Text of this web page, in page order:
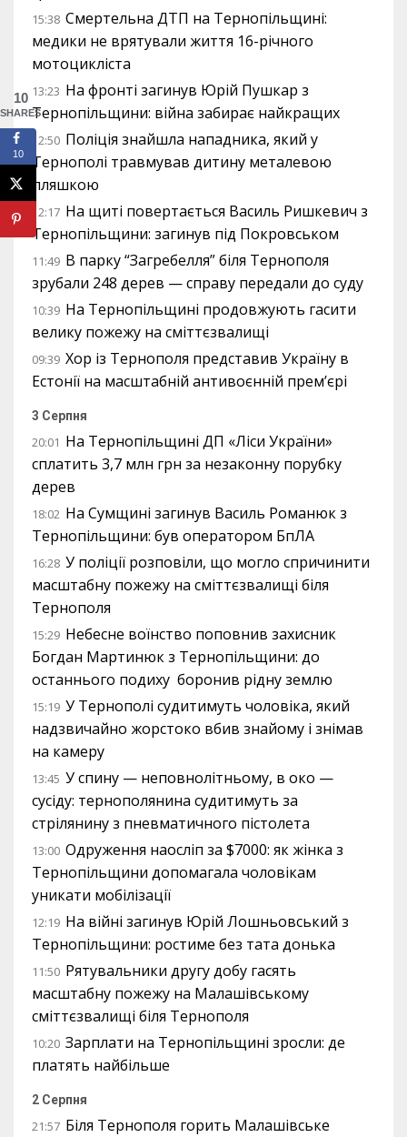
15:38 Смертельна ДТП на Тернопільщині:
медики не врятували життя 16-річного
мотоцикліста
13:23 На фронті загинув Юрій Пушкар з
Тернопільщини: війна забирає найкращих
12:50 Поліція знайшла нападника, який у
Тернополі травмував дитину металевою
пляшкою
12:17 На щиті повертається Василь Ришкевич з
Тернопільщини: загинув під Покровськом
11:49 В парку “Загребелля” біля Тернополя
зрубали 248 дерев — справу передали до суду
10:39 На Тернопільщині продовжують гасити
велику пожежу на сміттєзвалищі
09:39 Хор із Тернополя представив Україну в
Естонії на масштабній антивоєнній прем’єрі
3 Серпня
20:01 На Тернопільщині ДП «Ліси України»
сплатить 3,7 млн грн за незаконну порубку
дерев
18:02 На Сумщині загинув Василь Романюк з
Тернопільщини: був оператором БпЛА
16:28 У поліції розповіли, що могло спричинити
масштабну пожежу на сміттєзвалищі біля
Тернополя
15:29 Небесне воїнство поповнив захисник
Богдан Мартинюк з Тернопільщини: до
останнього подиху боронив рідну землю
15:19 У Тернополі судитимуть чоловіка, який
надзвичайно жорстоко вбив знайому і знімав
на камеру
13:45 У спину — неповнолітньому, в око —
сусіду: тернополянина судитимуть за
стрілянину з пневматичного пістолета
13:00 Одруження наосліп за $7000: як жінка з
Тернопільщини допомагала чоловікам
уникати мобілізації
12:19 На війні загинув Юрій Лошньовський з
Тернопільщини: ростиме без тата донька
11:50 Рятувальники другу добу гасять
масштабну пожежу на Малашівському
сміттєзвалищі біля Тернополя
10:20 Зарплати на Тернопільщині зросли: де
платять найбільше
2 Серпня
21:57 Біля Тернополя горить Малашівське
10
SHARES
10